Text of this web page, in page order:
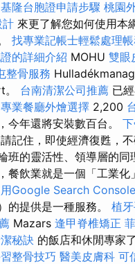
基隆台胞證申請步驟 桃園
來更了解您如何使用本
找專業記帳士輕鬆處理
的詳細介紹 MOHU 雙眼
整骨服務
。 台南清潔公司推薦 已
專業餐廳外燴選擇 2,200
今年還將安裝數百台。
記住，即使經濟復甦，
班的靈活性、領導層的同
餐飲業就是一個「工業化
Google Search Console
的提供是一種服務。 植
Mazars 逢甲脊椎矯正
秘訣 的飯店和休閒專家
整骨技巧 醫美皮膚科 可